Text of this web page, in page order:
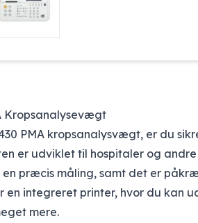
Kropsanalysevægt
PMA kropsanalysvægt, er du
er udviklet til hospitaler og
præcis måling, samt det er
integreret printer, hvor du kan
mere.